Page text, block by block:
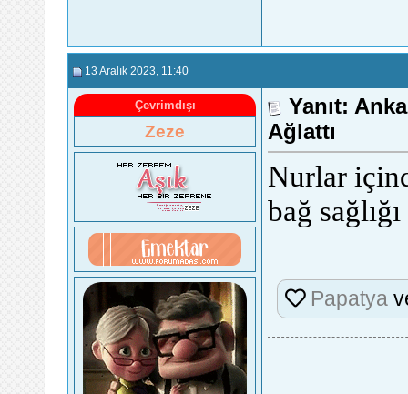
13 Aralık 2023 , 11:40
Çevrimdışı
Zeze
Yanıt:
Ağlattı
Nurlar
bağ
Papatya